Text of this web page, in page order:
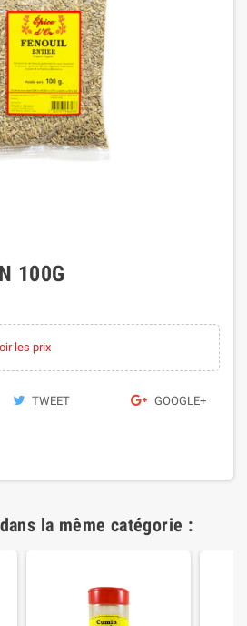
100G
les prix
TWEET GOOGLE+
la même catégorie :